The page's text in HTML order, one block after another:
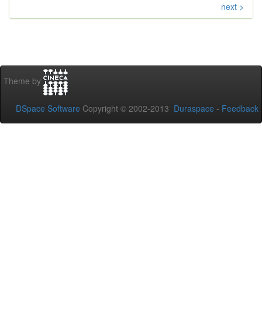
next >
Theme by
DSpace Software Copyright © 2002-2013 Duraspace - Feedback